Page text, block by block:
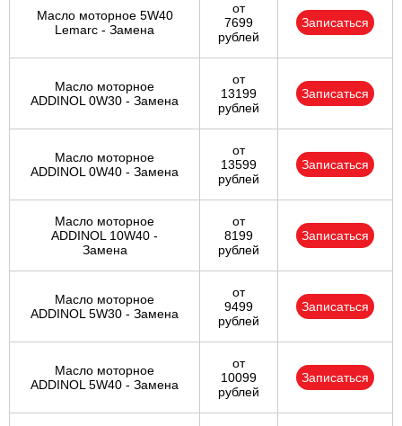
Масло моторное 5W40
Lemarc - Замена
от
7699
рублей
Записаться
Масло моторное
ADDINOL 0W30 - Замена
от
13199
рублей
Записаться
Масло моторное
ADDINOL 0W40 - Замена
от
13599
рублей
Записаться
Масло моторное
ADDINOL 10W40 -
Замена
от
8199
рублей
Записаться
Масло моторное
ADDINOL 5W30 - Замена
от
9499
рублей
Записаться
Масло моторное
ADDINOL 5W40 - Замена
от
10099
рублей
Записаться